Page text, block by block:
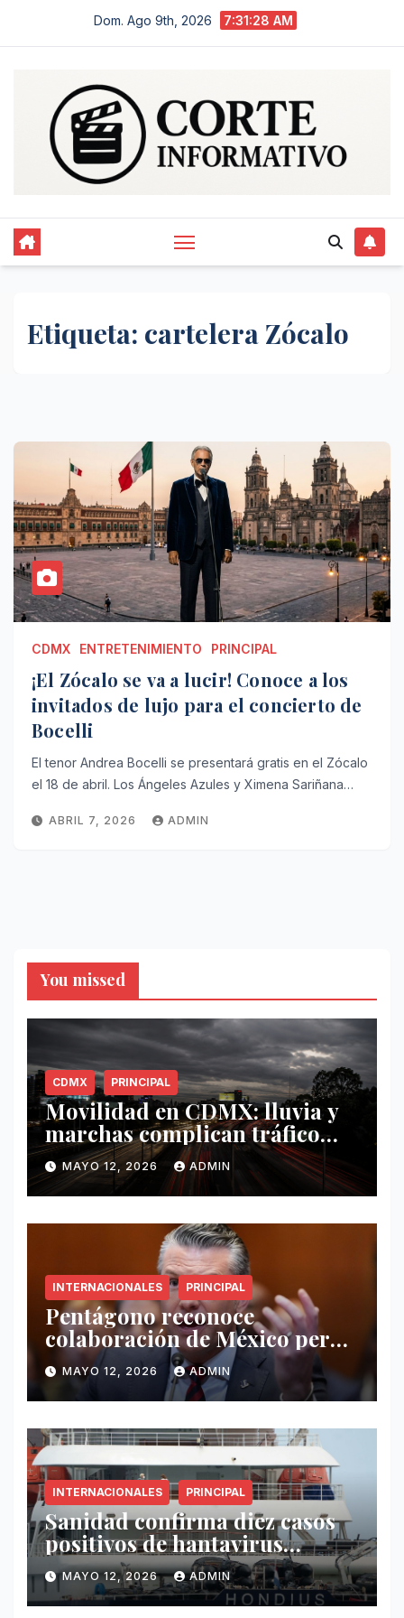
Dom. Ago 9th, 2026 7:31:28 AM
Etiqueta: cartelera Zócalo
CDMX ENTRETENIMIENTO PRINCIPAL
¡El Zócalo se va a lucir! Conoce a los
invitados de lujo para el concierto de
Bocelli
El tenor Andrea Bocelli se presentará gratis en el Zócalo
el 18 de abril. Los Ángeles Azules y Ximena Sariñana…
ABRIL 7, 2026 ADMIN
You missed
CDMX PRINCIPAL
Movilidad en CDMX: lluvia y
marchas complican tráfico
este 12 de mayo
MAYO 12, 2026 ADMIN
INTERNACIONALES PRINCIPAL
Pentágono reconoce
colaboración de México pero
exige mayor operatividad
antidrogas
MAYO 12, 2026 ADMIN
INTERNACIONALES PRINCIPAL
Sanidad confirma diez casos
positivos de hantavirus
vinculados al crucero MV
Hondius
MAYO 12, 2026 ADMIN